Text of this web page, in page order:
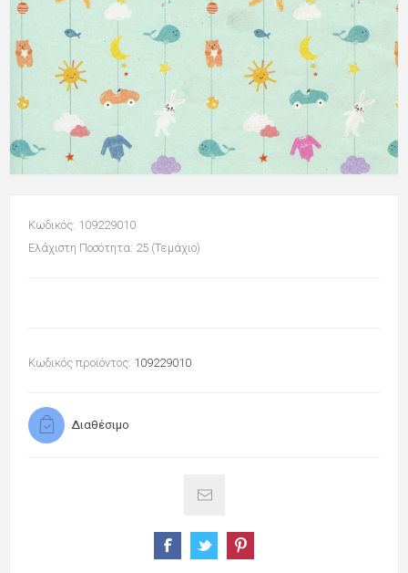
Κωδικός: 109229010
Ελάχιστη Ποσότητα: 25 (Τεμάχιο)
Κωδικός προϊόντος: 109229010
Διαθέσιμο